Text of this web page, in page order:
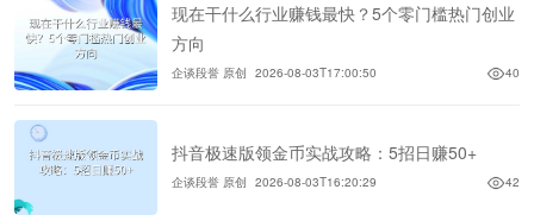
现在干什么行业赚钱最快？5个零门槛热门创业
方向
企谈段誉 原创 2026-08-03T17:00:50 40
抖音极速版领金币实战攻略：5招日赚50+
企谈段誉 原创 2026-08-03T16:20:29 42